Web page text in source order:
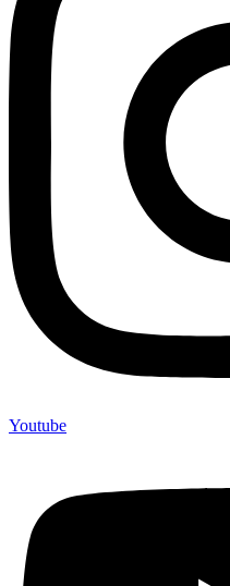
Youtube